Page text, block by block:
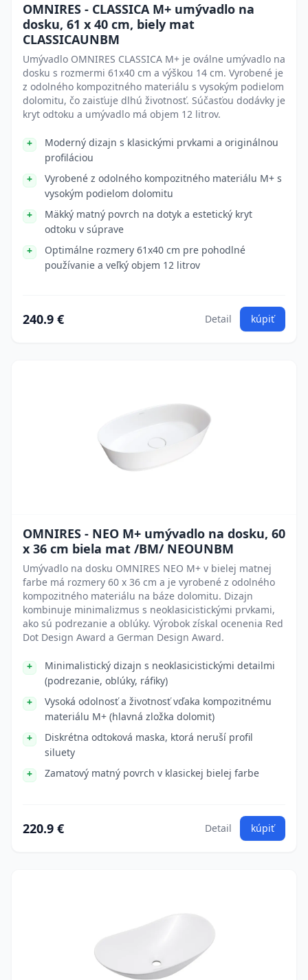
OMNIRES - CLASSICA M+ umývadlo na
dosku, 61 x 40 cm, biely mat
CLASSICAUNBM
Umývadlo OMNIRES CLASSICA M+ je oválne umývadlo na
dosku s rozmermi 61x40 cm a výškou 14 cm. Vyrobené je
z odolného kompozitného materiálu s vysokým podielom
dolomitu, čo zaisťuje dlhú životnosť. Súčasťou dodávky je
kryt odtoku a umývadlo má objem 12 litrov.
Moderný dizajn s klasickými prvkami a originálnou
profiláciou
Vyrobené z odolného kompozitného materiálu M+ s
vysokým podielom dolomitu
Mäkký matný povrch na dotyk a estetický kryt
odtoku v súprave
Optimálne rozmery 61x40 cm pre pohodlné
používanie a veľký objem 12 litrov
240.9 € Detail kúpiť
OMNIRES - NEO M+ umývadlo na dosku, 60
x 36 cm biela mat /BM/ NEOUNBM
Umývadlo na dosku OMNIRES NEO M+ v bielej matnej
farbe má rozmery 60 x 36 cm a je vyrobené z odolného
kompozitného materiálu na báze dolomitu. Dizajn
kombinuje minimalizmus s neoklasicistickými prvkami,
ako sú podrezanie a oblúky. Výrobok získal ocenenia Red
Dot Design Award a German Design Award.
Minimalistický dizajn s neoklasicistickými detailmi
(podrezanie, oblúky, ráfiky)
Vysoká odolnosť a životnosť vďaka kompozitnému
materiálu M+ (hlavná zložka dolomit)
Diskrétna odtoková maska, ktorá neruší profil
siluety
Zamatový matný povrch v klasickej bielej farbe
220.9 € Detail kúpiť